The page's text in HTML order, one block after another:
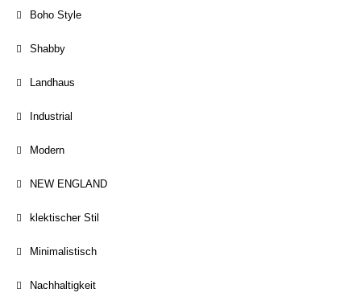
Boho Style
Shabby
Landhaus
Industrial
Modern
NEW ENGLAND
klektischer Stil
Minimalistisch
Nachhaltigkeit